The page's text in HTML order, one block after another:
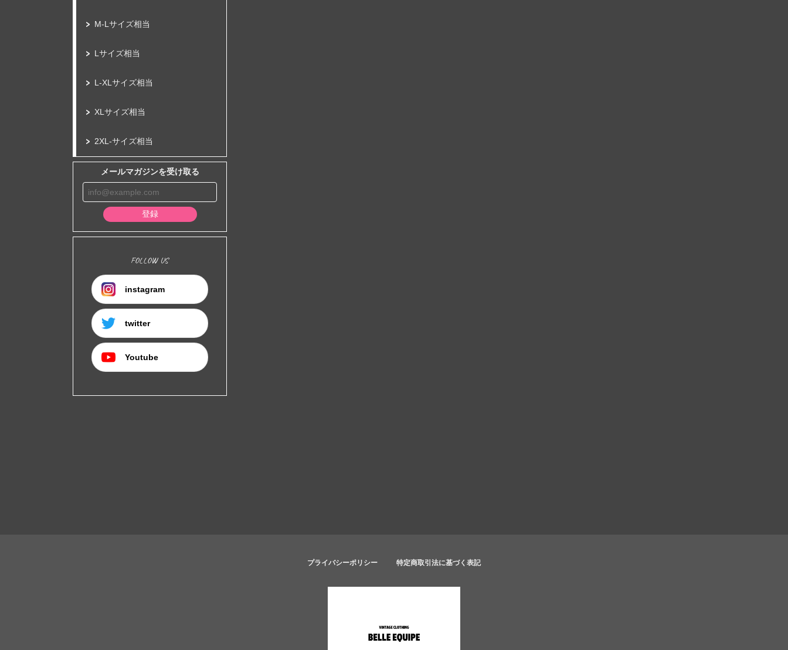
M-Lサイズ相当
Lサイズ相当
L-XLサイズ相当
XLサイズ相当
2XL-サイズ相当
メールマガジンを受け取る
登録
FOLLOW US
instagram
twitter
Youtube
プライバシーポリシー 特定商取引法に基づく表記